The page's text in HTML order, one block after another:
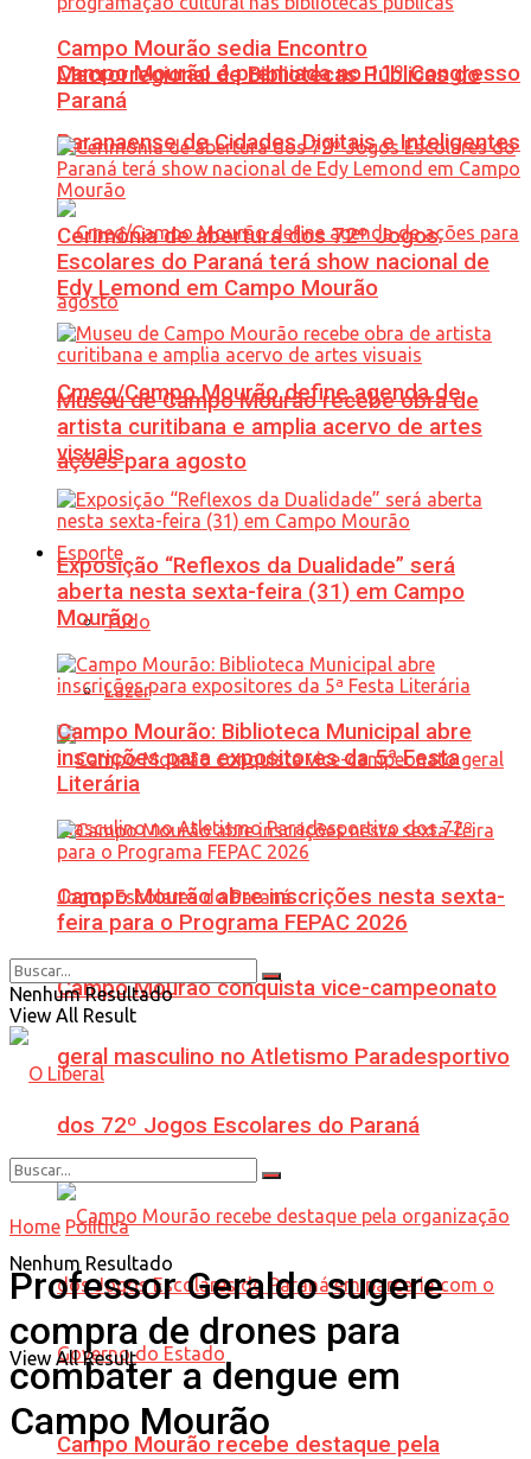
Campo Mourão é premiada no 11º Congresso
Paranaense de Cidades Digitais e Inteligentes
Cmeg/Campo Mourão define agenda de
ações para agosto
Esporte
Tudo
Lazer
Campo Mourão conquista vice-campeonato
geral masculino no Atletismo Paradesportivo
dos 72º Jogos Escolares do Paraná
Campo Mourão recebe destaque pela
Campo Mourão sedia Encontro
Macrorregional de Bibliotecas Públicas do
Paraná
Cerimônia de abertura dos 72º Jogos
Escolares do Paraná terá show nacional de
Edy Lemond em Campo Mourão
Museu de Campo Mourão recebe obra de
artista curitibana e amplia acervo de artes
visuais
Exposição “Reflexos da Dualidade” será
aberta nesta sexta-feira (31) em Campo
Mourão
Campo Mourão: Biblioteca Municipal abre
inscrições para expositores da 5ª Festa
Literária
Campo Mourão abre inscrições nesta sexta-
feira para o Programa FEPAC 2026
Nenhum Resultado
View All Result
Nenhum Resultado
View All Result
Home Política
Professor Geraldo sugere
compra de drones para
combater a dengue em
Campo Mourão